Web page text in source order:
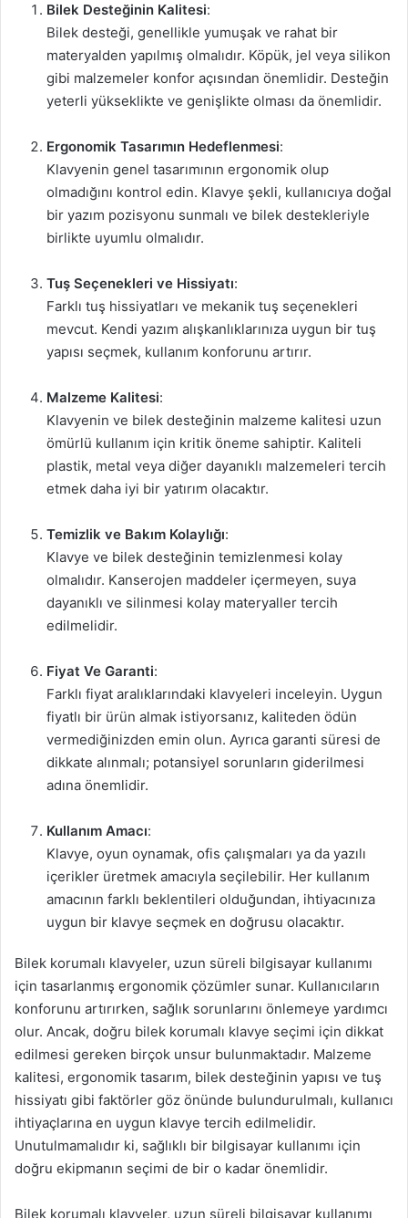
Bilek Desteğinin Kalitesi:
Bilek desteği, genellikle yumuşak ve rahat bir
materyalden yapılmış olmalıdır. Köpük, jel veya silikon
gibi malzemeler konfor açısından önemlidir. Desteğin
yeterli yükseklikte ve genişlikte olması da önemlidir.
Ergonomik Tasarımın Hedeflenmesi:
Klavyenin genel tasarımının ergonomik olup
olmadığını kontrol edin. Klavye şekli, kullanıcıya doğal
bir yazım pozisyonu sunmalı ve bilek destekleriyle
birlikte uyumlu olmalıdır.
Tuş Seçenekleri ve Hissiyatı:
Farklı tuş hissiyatları ve mekanik tuş seçenekleri
mevcut. Kendi yazım alışkanlıklarınıza uygun bir tuş
yapısı seçmek, kullanım konforunu artırır.
Malzeme Kalitesi:
Klavyenin ve bilek desteğinin malzeme kalitesi uzun
ömürlü kullanım için kritik öneme sahiptir. Kaliteli
plastik, metal veya diğer dayanıklı malzemeleri tercih
etmek daha iyi bir yatırım olacaktır.
Temizlik ve Bakım Kolaylığı:
Klavye ve bilek desteğinin temizlenmesi kolay
olmalıdır. Kanserojen maddeler içermeyen, suya
dayanıklı ve silinmesi kolay materyaller tercih
edilmelidir.
Fiyat Ve Garanti:
Farklı fiyat aralıklarındaki klavyeleri inceleyin. Uygun
fiyatlı bir ürün almak istiyorsanız, kaliteden ödün
vermediğinizden emin olun. Ayrıca garanti süresi de
dikkate alınmalı; potansiyel sorunların giderilmesi
adına önemlidir.
Kullanım Amacı:
Klavye, oyun oynamak, ofis çalışmaları ya da yazılı
içerikler üretmek amacıyla seçilebilir. Her kullanım
amacının farklı beklentileri olduğundan, ihtiyacınıza
uygun bir klavye seçmek en doğrusu olacaktır.
Bilek korumalı klavyeler, uzun süreli bilgisayar kullanımı
için tasarlanmış ergonomik çözümler sunar. Kullanıcıların
konforunu artırırken, sağlık sorunlarını önlemeye yardımcı
olur. Ancak, doğru bilek korumalı klavye seçimi için dikkat
edilmesi gereken birçok unsur bulunmaktadır. Malzeme
kalitesi, ergonomik tasarım, bilek desteğinin yapısı ve tuş
hissiyatı gibi faktörler göz önünde bulundurulmalı, kullanıcı
ihtiyaçlarına en uygun klavye tercih edilmelidir.
Unutulmamalıdır ki, sağlıklı bir bilgisayar kullanımı için
doğru ekipmanın seçimi de bir o kadar önemlidir.
Bilek korumalı klavyeler, uzun süreli bilgisayar kullanımı